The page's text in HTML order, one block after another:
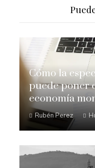
Cómo la
puede poner
economía
Rubén Perez